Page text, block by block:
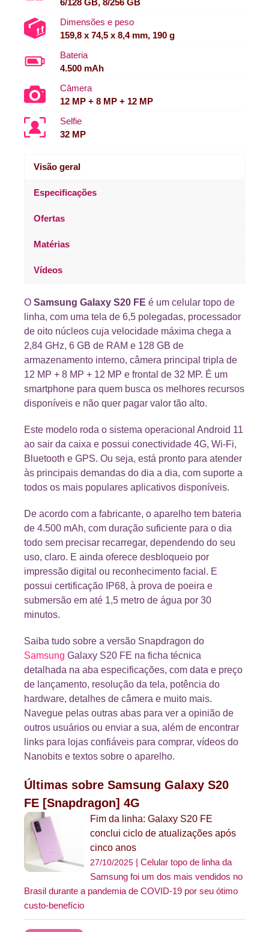
6/128 GB, 8/256 GB
Dimensões e peso
159,8 x 74,5 x 8,4 mm, 190 g
Bateria
4.500 mAh
Câmera
12 MP + 8 MP + 12 MP
Selfie
32 MP
Visão geral
Especificações
Ofertas
Matérias
Vídeos
O Samsung Galaxy S20 FE é um celular topo de
linha, com uma tela de 6,5 polegadas, processador
de oito núcleos cuja velocidade máxima chega a
2,84 GHz, 6 GB de RAM e 128 GB de
armazenamento interno, câmera principal tripla de
12 MP + 8 MP + 12 MP e frontal de 32 MP. É um
smartphone para quem busca os melhores recursos
disponíveis e não quer pagar valor tão alto.
Este modelo roda o sistema operacional Android 11
ao sair da caixa e possui conectividade 4G, Wi-Fi,
Bluetooth e GPS. Ou seja, está pronto para atender
às principais demandas do dia a dia, com suporte a
todos os mais populares aplicativos disponíveis.
De acordo com a fabricante, o aparelho tem bateria
de 4.500 mAh, com duração suficiente para o dia
todo sem precisar recarregar, dependendo do seu
uso, claro. E ainda oferece desbloqueio por
impressão digital ou reconhecimento facial. E
possui certificação IP68, à prova de poeira e
submersão em até 1,5 metro de água por 30
minutos.
Saiba tudo sobre a versão Snapdragon do
Samsung Galaxy S20 FE na ficha técnica
detalhada na aba especificações, com data e preço
de lançamento, resolução da tela, potência do
hardware, detalhes de câmera e muito mais.
Navegue pelas outras abas para ver a opinião de
outros usuários ou enviar a sua, além de encontrar
links para lojas confiáveis para comprar, vídeos do
Nanobits e textos sobre o aparelho.
Últimas sobre Samsung Galaxy S20
FE [Snapdragon] 4G
Fim da linha: Galaxy S20 FE
conclui ciclo de atualizações após
cinco anos
27/10/2025
Celular topo de linha da
Samsung foi um dos mais vendidos no
Brasil durante a pandemia de COVID-19 por seu ótimo
custo-benefício